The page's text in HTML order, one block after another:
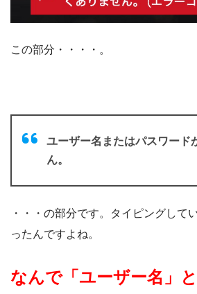
この部分・・・・。
ユーザー名またはパスワード
ん。
・・・の部分です。タイピングして
ったんですよね。
なんで「ユーザー名」